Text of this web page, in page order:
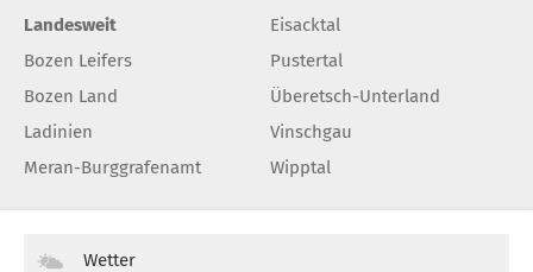
Landesweit
Bozen Leifers
Bozen Land
Ladinien
Meran-Burggrafenamt
Eisacktal
Pustertal
Überetsch-Unterland
Vinschgau
Wipptal
Wetter